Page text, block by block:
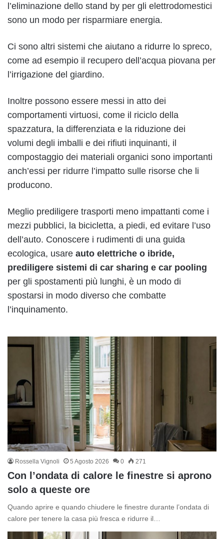
l’eliminazione dello stand by per gli elettrodomestici
sono un modo per risparmiare energia.
Ci sono altri sistemi che aiutano a ridurre lo spreco,
come ad esempio il recupero dell’acqua piovana per
l’irrigazione del giardino.
Inoltre possono essere messi in atto dei
comportamenti virtuosi, come il riciclo della
spazzatura, la differenziata e la riduzione dei
volumi degli imballi e dei rifiuti inquinanti, il
compostaggio dei materiali organici sono importanti
anch’essi per ridurre l’impatto sulle risorse che li
producono.
Meglio prediligere trasporti meno impattanti come i
mezzi pubblici, la bicicletta, a piedi, ed evitare l’uso
dell’auto. Conoscere i rudimenti di una guida
ecologica, usare auto elettriche o ibride,
prediligere sistemi di car sharing e car pooling
per gli spostamenti più lunghi, è un modo di
spostarsi in modo diverso che combatte
l’inquinamento.
Rossella Vignoli 5 Agosto 2026 0 271
Con l’ondata di calore le finestre si aprono
solo a queste ore
Quando aprire e quando chiudere le finestre durante l’ondata di
calore per tenere la casa più fresca e ridurre il…